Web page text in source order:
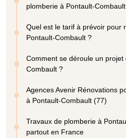
plomberie à Pontault-Combault
Quel est le tarif à prévoir pour
Pontault-Combault ?
Comment se déroule un
Combault ?
Agences Avenir Rénovations
à Pontault-Combault (77)
Travaux de plomberie à
partout en France